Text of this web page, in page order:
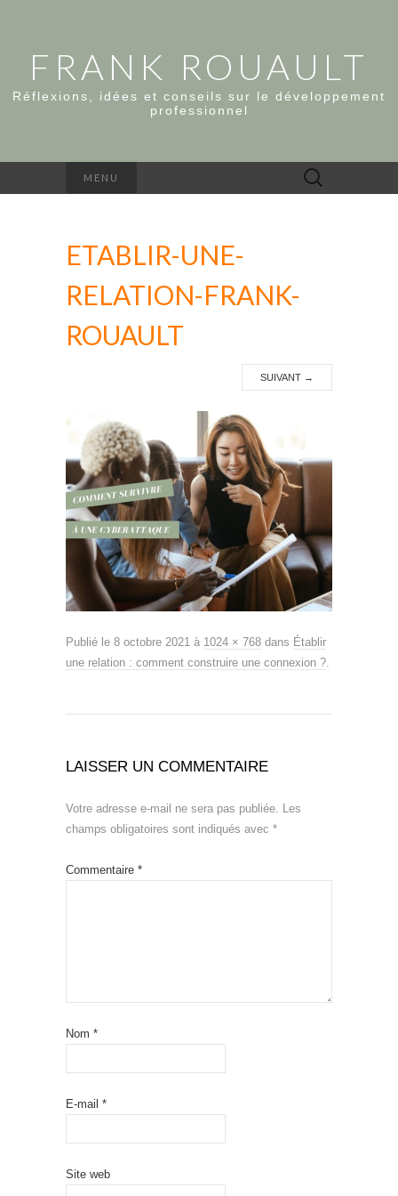
FRANK ROUAULT
Réflexions, idées et conseils sur le développement
professionnel
MENU Rechercher :
ETABLIR-UNE-
RELATION-FRANK-
ROUAULT
SUIVANT →
Publié le 8 octobre 2021 à 1024 × 768 dans Établir
une relation : comment construire une connexion ?.
LAISSER UN COMMENTAIRE
Votre adresse e-mail ne sera pas publiée. Les
champs obligatoires sont indiqués avec *
Commentaire *
Nom *
E-mail *
Site web